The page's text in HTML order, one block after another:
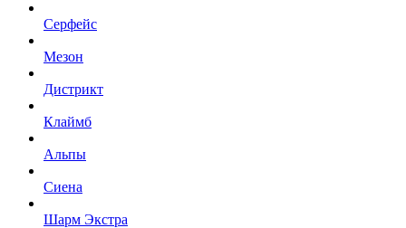
Серфейс
Мезон
Дистрикт
Клаймб
Альпы
Сиена
Шарм Экстра